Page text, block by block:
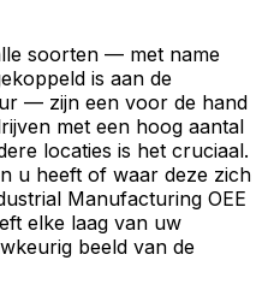
soorten — met name
is aan de
— zijn een voor de hand
met een hoog aantal
locaties is het cruciaal.
u heeft of waar deze zich
Manufacturing OEE
elke laag van uw
beeld van de